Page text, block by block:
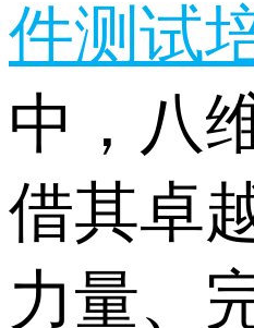
件测试
中，八
借其卓
力量、